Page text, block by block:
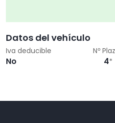
[6FJ]Retrovisores
Datos del vehículo
Iva deducible
No
Nº
4*